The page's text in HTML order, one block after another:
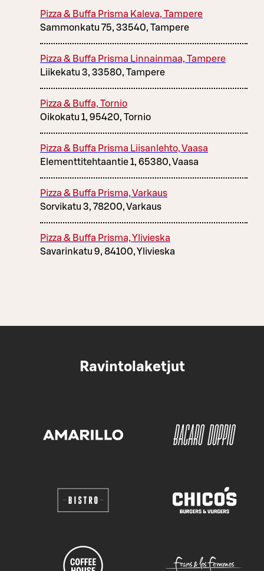
Pizza & Buffa Prisma Kaleva, Tampere
Sammonkatu 75, 33540, Tampere
Pizza & Buffa Prisma Linnainmaa, Tampere
Liikekatu 3, 33580, Tampere
Pizza & Buffa, Tornio
Oikokatu 1, 95420, Tornio
Pizza & Buffa Prisma Liisanlehto, Vaasa
Elementtitehtaantie 1, 65380, Vaasa
Pizza & Buffa Prisma, Varkaus
Sorvikatu 3, 78200, Varkaus
Pizza & Buffa Prisma, Ylivieska
Savarinkatu 9, 84100, Ylivieska
Ravintolaketjut